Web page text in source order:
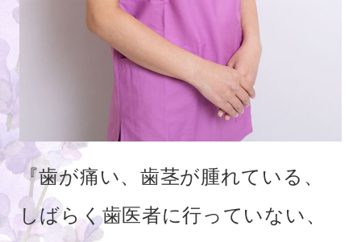
※水曜日は訪問診療のみ、当院での診察は行っており
・診療時間外でも予約可能な24時間受付のWEB予約も
・初診ご予約の方は、問診票記入やカルテ作成にお時
間を頂いておりますので、
診療予約時間の15分前の
来院をお願い致します。
2025.11.14
１２月休診日のお知らせ
『歯が痛い、歯茎が腫れている、
しばらく歯医者に行っていない、